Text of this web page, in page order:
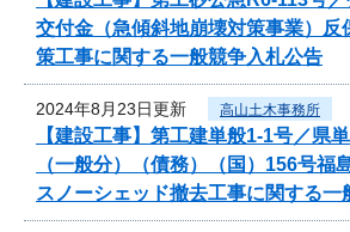
交付金（急傾斜地崩壊対策事業）反
策工事に関する一般競争入札公告
2024年8月23日更新 高山土木事務所
【建設工事】第工建単般1-1号／県
（一般分）（債務）（国）156号
スノーシェッド撤去工事に関する一